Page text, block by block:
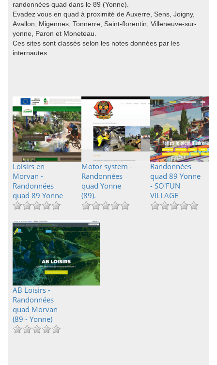
randonnées quad dans le 89 (Yonne).
Evadez vous en quad à proximité de Auxerre, Sens, Joigny,
Avallon, Migennes, Tonnerre, Saint-florentin, Villeneuve-sur-
yonne, Paron et Moneteau.
Ces sites sont classés selon les notes données par les
internautes.
Loisirs en
Morvan -
Randonnées
quad 89 Yonne
Motor system -
Randonnées
quad Yonne
(89).
Randonnées
quad 89 Yonne
- SO'FUN
VILLAGE
AB Loisirs -
Randonnées
quad Morvan
(89 - Yonne)